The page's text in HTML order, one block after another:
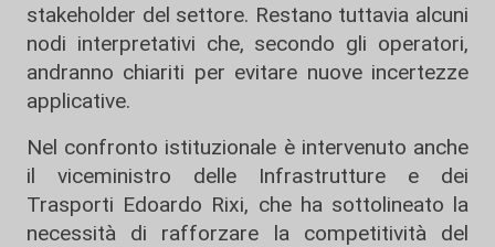
stakeholder del settore. Restano tuttavia alcuni
nodi interpretativi che, secondo gli operatori,
andranno chiariti per evitare nuove incertezze
applicative.
Nel confronto istituzionale è intervenuto anche
il viceministro delle Infrastrutture e dei
Trasporti Edoardo Rixi, che ha sottolineato la
necessità di rafforzare la competitività del